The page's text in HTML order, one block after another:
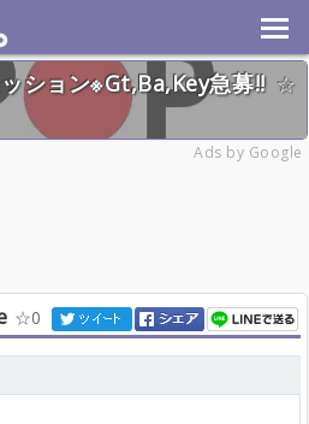
ション※Gt,Ba,Key急募!!
Ads by Google
0